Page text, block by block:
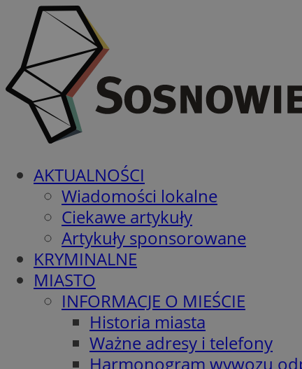
AKTUALNOŚCI
Wiadomości lokalne
Ciekawe artykuły
Artykuły sponsorowane
KRYMINALNE
MIASTO
INFORMACJE O MIEŚCIE
Historia miasta
Ważne adresy i telefony
Harmonogram wywozu